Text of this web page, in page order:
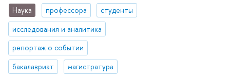
Наука профессора
студенты
исследования и аналитика
репортаж о событии
бакалавриат
магистратура